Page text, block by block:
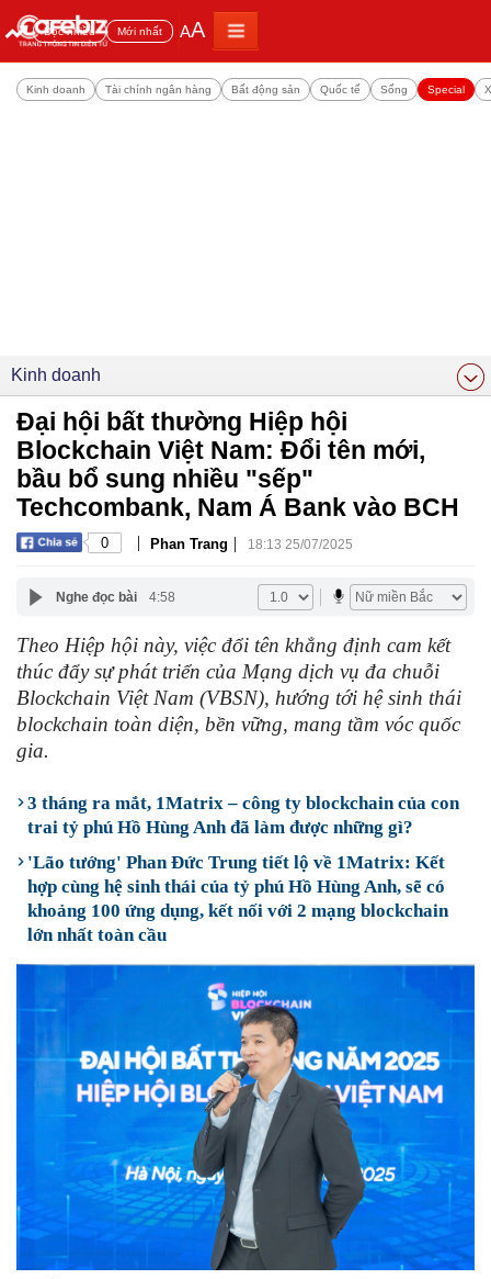
Đọc nhiều Mới nhất AA
Kinh doanh Tài chính ngân hàng Bất động sản Quốc tế Sống Special
Kinh doanh
Đại hội bất thường Hiệp hội
Blockchain Việt Nam: Đổi tên mới,
bầu bổ sung nhiều "sếp"
Techcombank, Nam Á Bank vào BCH
0 | Phan Trang | 18:13 25/07/2025
Nghe đọc bài 4:58
Theo Hiệp hội này, việc đổi tên khẳng định cam kết
thúc đẩy sự phát triển của Mạng dịch vụ đa chuỗi
Blockchain Việt Nam (VBSN), hướng tới hệ sinh thái
blockchain toàn diện, bền vững, mang tầm vóc quốc
gia.
3 tháng ra mắt, 1Matrix – công ty blockchain của con
trai tỷ phú Hồ Hùng Anh đã làm được những gì?
'Lão tướng' Phan Đức Trung tiết lộ về 1Matrix: Kết
hợp cùng hệ sinh thái của tỷ phú Hồ Hùng Anh, sẽ có
khoảng 100 ứng dụng, kết nối với 2 mạng blockchain
lớn nhất toàn cầu